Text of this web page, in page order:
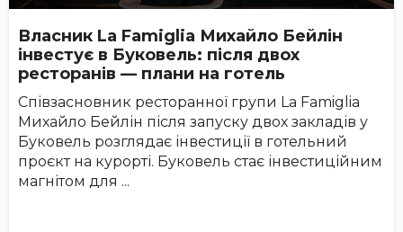
Власник La Famiglia Михайло Бейлін
інвестує в Буковель: після двох
ресторанів — плани на готель
Співзасновник ресторанної групи La Famiglia
Михайло Бейлін після запуску двох закладів у
Буковель розглядає інвестиції в готельний
проєкт на курорті. Буковель стає інвестиційним
магнітом для ...